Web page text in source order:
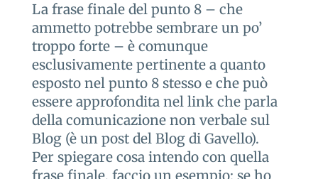
La frase finale del punto 8 – che
ammetto potrebbe sembrare un po’
troppo forte – è comunque
esclusivamente pertinente a quanto
esposto nel punto 8 stesso e che può
essere approfondita nel link che parla
della comunicazione non verbale sul
Blog (è un post del Blog di Gavello).
Per spiegare cosa intendo con quella